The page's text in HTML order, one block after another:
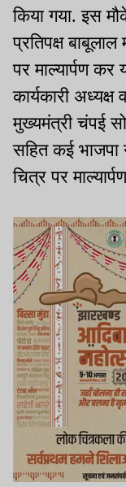
किया गया. इस
प्रतिपक्ष
पर माल्यार्पण
कार्यकारी
मुख्यमंत्री चंपई
सहित कई
चित्र पर